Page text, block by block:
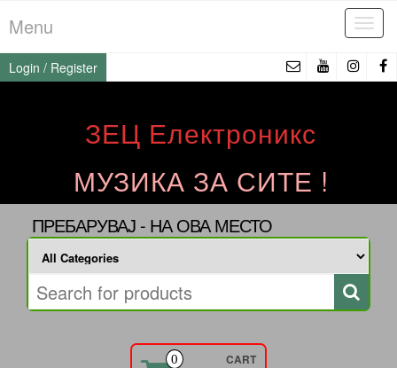
to
the
content
Menu
Login / Register
ЗЕЦ Електроникс
МУЗИКА ЗА СИТЕ !
ПРЕБАРУВАЈ - НА ОВА МЕСТО
0 CART